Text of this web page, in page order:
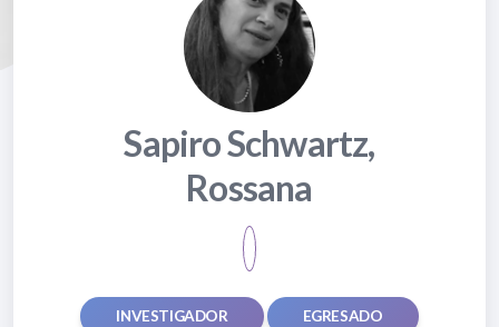
Sapiro Schwartz,
Rossana
INVESTIGADOR EGRESADO